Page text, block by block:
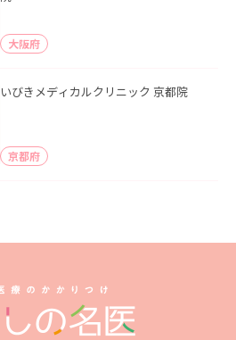
大阪府
いびきメディカルクリニック 京都院
京都府